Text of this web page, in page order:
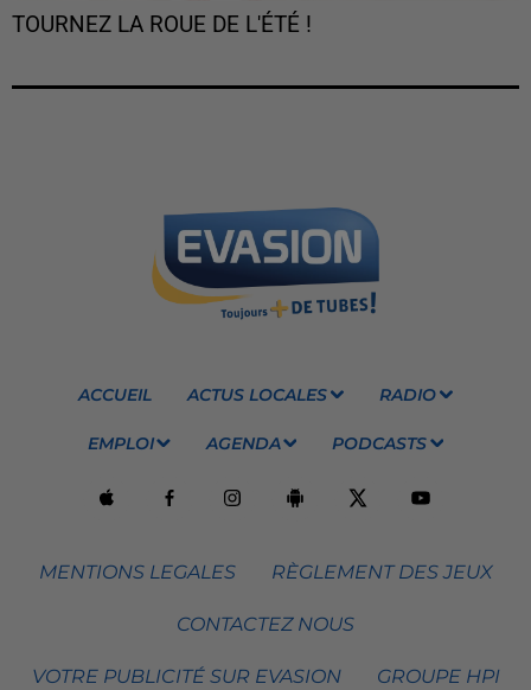
TOURNEZ LA ROUE DE L'ÉTÉ !
ACCUEIL ACTUS LOCALES RADIO
EMPLOI AGENDA PODCASTS
MENTIONS LEGALES RÈGLEMENT DES JEUX
CONTACTEZ NOUS
VOTRE PUBLICITÉ SUR EVASION GROUPE HPI